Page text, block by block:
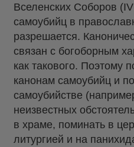
Вселенских Соборов
самоубийц в
разрешается.
связан с богоборным
как такового. Поэтому
канонам самоубийц и
самоубийстве
неизвестных
в храме, поминать в
литургией и на